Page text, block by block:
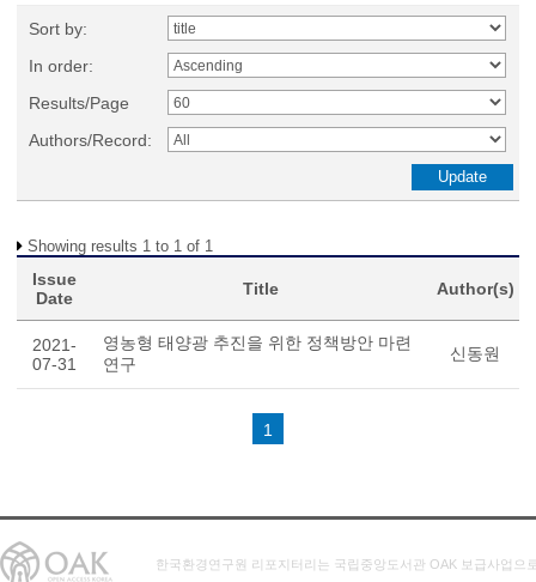
Sort by:
In order:
Results/Page
Authors/Record:
Showing results 1 to 1 of 1
Issue
Date
Title Author(s)
2021-
07-31
영농형 태양광 추진을 위한 정책방안 마련
연구
신동원
1
한국환경연구원 리포지터리는 국립중앙도서관 OAK 보급사업